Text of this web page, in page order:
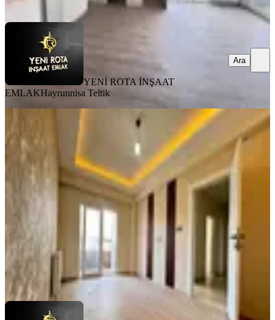
Ara
YENİ ROTA İNŞAAT
EMLAKHayrunnisa Teltik
Ara
Yeni Rota'dan Emniyet Müdürlüğü
Yanı Lüx 2+1 Kiralık Daire
Dulkadiroğlu, Bahçeli Evler Mahallesi
90 m²·3. Kat 31.07.2026
18.000 ₺19.500 ₺
YENİ ROTA İNŞAAT EMLAK
Ara